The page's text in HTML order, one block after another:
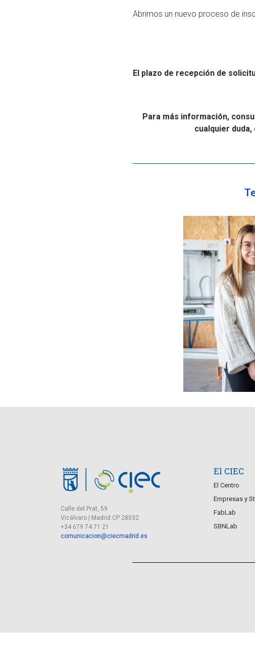
Abrimos un nuevo proceso de
El plazo de recepción de
Para más información,
cualquier
Calle del Prat, 59
Vicálvaro | Madrid CP 28032
+34 679 74 71 21
comunicacion@ciecmadrid.es
El CIEC
El Centro
Empresas y
FabLab
SBNLab